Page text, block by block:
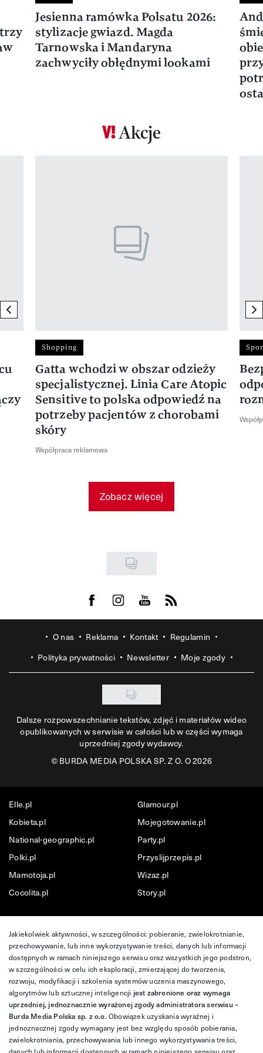
Jesienna ramówka Polsatu 2026:
stylizacje gwiazd. Magda
Tarnowska i Mandaryna
zachwyciły obłędnymi lookami
Akcje
previous element
Shopping
Gatta wchodzi w obszar odzieży
specjalistycznej. Linia Care Atopic
Sensitive to polska odpowiedź na
potrzeby pacjentów z chorobami
skóry
Współpraca reklamowa
Zobacz więcej
Visit us on Facebook
Visit us on Instagram
Visit us on Youtube
Visit us on Rss
O nas Reklama Kontakt
Regulamin
Polityka prywatności
Newsletter Moje zgody
Dalsze rozpowszechnianie tekstów, zdjęć i materiałów wideo
opublikowanych w serwisie w całości lub w części wymaga
uprzedniej zgody wydawcy.
©BURDA MEDIA POLSKA SP. Z O. O 2026
Elle.pl
Glamour.pl
Kobieta.pl
Mojegotowanie.pl
National-geographic.pl
Party.pl
Polki.pl
Przyslijprzepis.pl
Mamotoja.pl
Wizaz.pl
Cocolita.pl
Story.pl
Jakiekolwiek aktywności, w szczególności: pobieranie, zwielokrotnianie,
przechowywanie, lub inne wykorzystywanie treści, danych lub informacji
dostępnych w ramach niniejszego serwisu oraz wszystkich jego podstron,
w szczególności w celu ich eksploracji, zmierzającej do tworzenia,
rozwoju, modyfikacji i szkolenia systemów uczenia maszynowego,
algorytmów lub sztucznej inteligencji jest zabronione oraz wymaga
uprzedniej, jednoznacznie wyrażonej zgody administratora serwisu –
Burda Media Polska sp. z o.o.Obowiązek uzyskania wyraźnej i
jednoznacznej zgody wymagany jest bez względu sposób pobierania,
zwielokrotniania, przechowywania lub innego wykorzystywania treści,